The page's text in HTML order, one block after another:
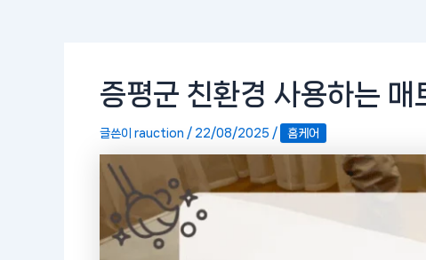
증평군 친환경 사용하는
글쓴이 rauction / 22/08/2025 / 홈케어